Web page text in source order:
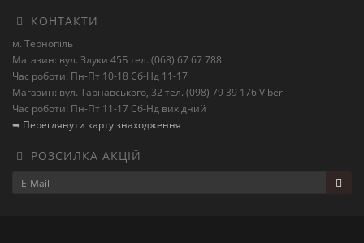
КОНТАКТИ
м. Тернопіль
Магазин: вул. Злуки 45Б тел. (068) 67 67 788
Час роботи: Пн-Пт 10-18 Сб-Нд 11-17
Магазин: вул. Тарнавського, 32 тел. (098) 79 39 176 Viber
Час роботи: Пн-Пт 11-17 Сб-Нд вихідний
➥ Переглянути карту знаходження
РОЗСИЛКА АКЦІЙ